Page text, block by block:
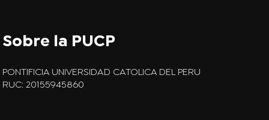
Sobre la PUCP
PONTIFICIA UNIVERSIDAD CATOLICA DEL PERU
RUC: 20155945860